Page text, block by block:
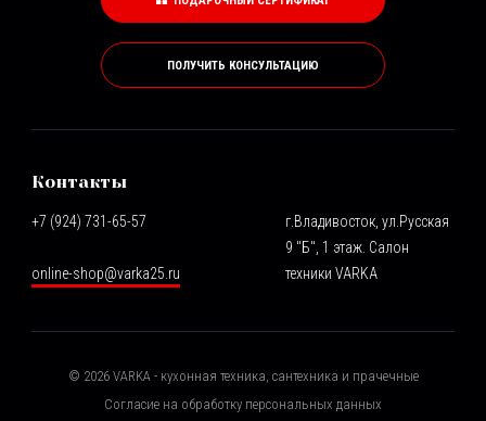
ПОЛУЧИТЬ КОНСУЛЬТАЦИЮ
Контакты
+7 (924) 731-65-57
online-shop@varka25.ru
г.Владивосток, ул.Русская
9 "Б", 1 этаж. Салон
техники VARKA
© 2026VARKA - кухонная техника, сантехника и прачечные
Согласие на обработку персональных данных